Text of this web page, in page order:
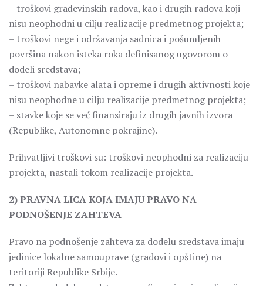
– troškovi građevinskih radova, kao i drugih radova koji
nisu neophodni u cilju realizacije predmetnog projekta;
– troškovi nege i održavanja sadnica i pošumljenih
površina nakon isteka roka definisanog ugovorom o
dodeli sredstava;
– troškovi nabavke alata i opreme i drugih aktivnosti koje
nisu neophodne u cilju realizacije predmetnog projekta;
– stavke koje se već finansiraju iz drugih javnih izvora
(Republike, Autonomne pokrajine).
Prihvatljivi troškovi su: troškovi neophodni za realizaciju
projekta, nastali tokom realizacije projekta.
2) PRAVNA LICA KOJA IMAJU PRAVO NA
PODNOŠENJE ZAHTEVA
Pravo na podnošenje zahteva za dodelu sredstava imaju
jedinice lokalne samouprave (gradovi i opštine) na
teritoriji Republike Srbije.